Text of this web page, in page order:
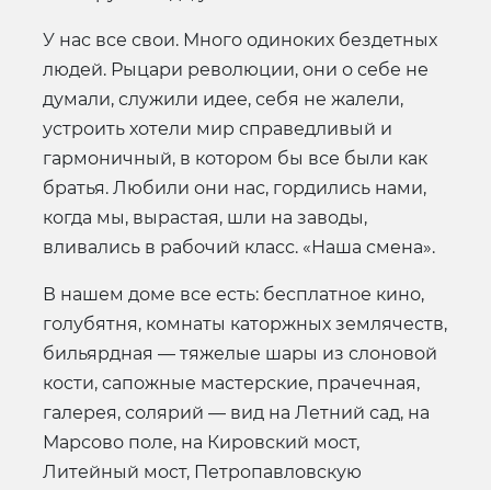
У нас все свои. Много одиноких бездетных
людей. Рыцари революции, они о себе не
думали, служили идее, себя не жалели,
устроить хотели мир справедливый и
гармоничный, в котором бы все были как
братья. Любили они нас, гордились нами,
когда мы, вырастая, шли на заводы,
вливались в рабочий класс. «Наша смена».
В нашем доме все есть: бесплатное кино,
голубятня, комнаты каторжных землячеств,
бильярдная — тяжелые шары из слоновой
кости, сапожные мастерские, прачечная,
галерея, солярий — вид на Летний сад, на
Марсово поле, на Кировский мост,
Литейный мост, Петропавловскую